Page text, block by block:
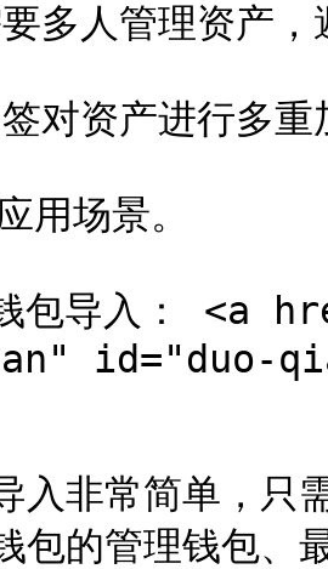
多人管理资产，
对资产进行多重
用场景。
包导入： <a
id="duo-
入非常简单，只
包的管理钱包、